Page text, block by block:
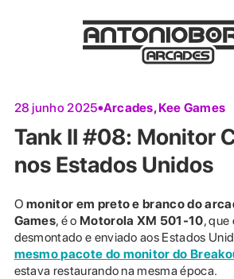
28 junho 2025 Arcades,Kee Games
Tank II #08: Monitor
nos Estados Unidos
Omonitor em preto e branco do
Games, é o Motorola XM 501-10, que
desmontado e enviado aos Estados
mesmo pacote do monitor do
estava restaurando na mesma época.